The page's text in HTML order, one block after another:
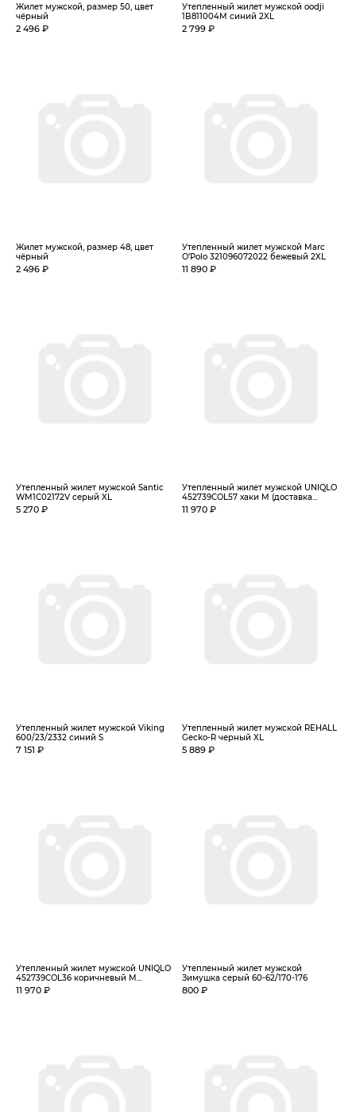
Жилет мужской, размер 50, цвет
чёрный
2 496 ₽
Утепленный жилет мужской oodji
1B811004M синий 2XL
2 799 ₽
Жилет мужской, размер 48, цвет
чёрный
2 496 ₽
Утепленный жилет мужской Marc
O’Polo 321096072022 бежевый 2XL
11 890 ₽
Утепленный жилет мужской Santic
WM1C02172V серый XL
5 270 ₽
Утепленный жилет мужской UNIQLO
452739COL57 хаки M (доставка...
11 970 ₽
Утепленный жилет мужской Viking
600/23/2332 синий S
7 151 ₽
Утепленный жилет мужской REHALL
Gecko-R черный XL
5 889 ₽
Утепленный жилет мужской UNIQLO
452739COL36 коричневый M...
11 970 ₽
Утепленный жилет мужской
Зимушка серый 60-62/170-176
800 ₽